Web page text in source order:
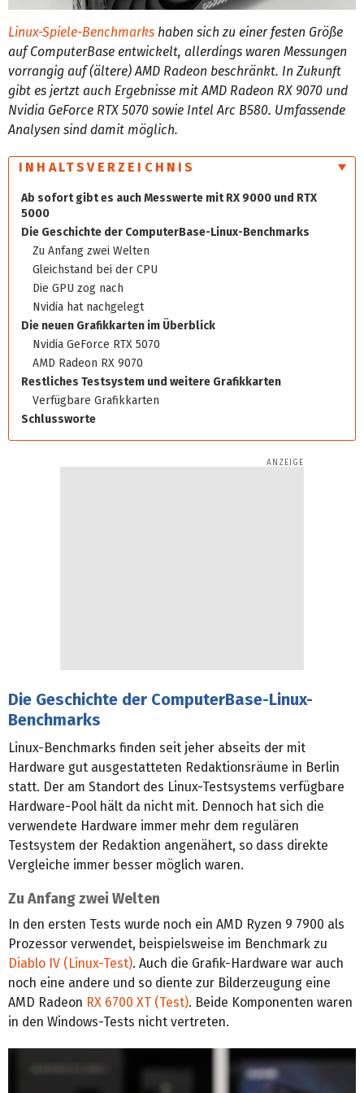
Linux-Spiele-Benchmarks haben sich zu einer festen Größe
auf ComputerBase entwickelt, allerdings waren Messungen
vorrangig auf (ältere) AMD Radeon beschränkt. In Zukunft
gibt es jertzt auch Ergebnisse mit AMD Radeon RX 9070 und
Nvidia GeForce RTX 5070 sowie Intel Arc B580. Umfassende
Analysen sind damit möglich.
INHALTSVERZEICHNIS
Ab sofort gibt es auch Messwerte mit RX 9000 und RTX
5000
Die Geschichte der ComputerBase-Linux-Benchmarks
Zu Anfang zwei Welten
Gleichstand bei der CPU
Die GPU zog nach
Nvidia hat nachgelegt
Die neuen Grafikkarten im Überblick
Nvidia GeForce RTX 5070
AMD Radeon RX 9070
Restliches Testsystem und weitere Grafikkarten
Verfügbare Grafikkarten
Schlussworte
Die Geschichte der ComputerBase-Linux-
Benchmarks
Linux-Benchmarks finden seit jeher abseits der mit
Hardware gut ausgestatteten Redaktionsräume in Berlin
statt. Der am Standort des Linux-Testsystems verfügbare
Hardware-Pool hält da nicht mit. Dennoch hat sich die
verwendete Hardware immer mehr dem regulären
Testsystem der Redaktion angenähert, so dass direkte
Vergleiche immer besser möglich waren.
Zu Anfang zwei Welten
In den ersten Tests wurde noch ein AMD Ryzen 9 7900 als
Prozessor verwendet, beispielsweise im Benchmark zu
Diablo IV (Linux-Test). Auch die Grafik-Hardware war auch
noch eine andere und so diente zur Bilderzeugung eine
AMD Radeon RX 6700 XT (Test). Beide Komponenten waren
in den Windows-Tests nicht vertreten.